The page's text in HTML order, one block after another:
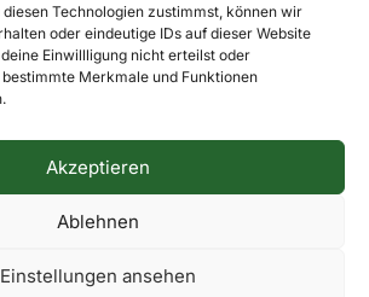
Technologien zustimmst, können wir
oder eindeutige IDs auf dieser Website
Einwillligung nicht erteilst oder
Merkmale und Funktionen
Akzeptieren
Ablehnen
Einstellungen ansehen
Datenschutzerklärung Dorfkontakte